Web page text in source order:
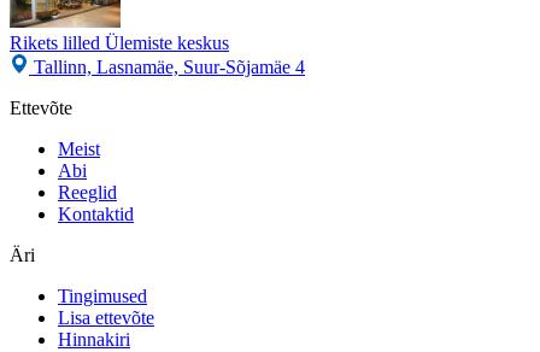
Rikets lilled Ülemiste keskus
Tallinn, Lasnamäe, Suur-Sõjamäe 4
Ettevõte
Meist
Abi
Reeglid
Kontaktid
Äri
Tingimused
Lisa ettevõte
Hinnakiri